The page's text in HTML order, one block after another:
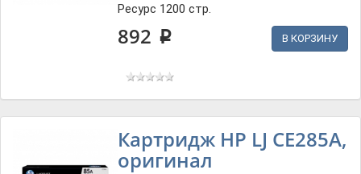
Ресурс 1200 стр.
892 p В КОРЗИНУ
Картридж HP LJ CE285A,
оригинал